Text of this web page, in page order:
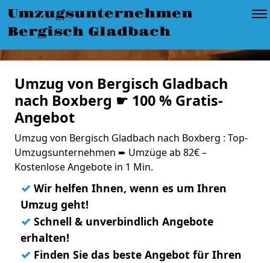
Umzugsunternehmen
Bergisch Gladbach
Umzug von Bergisch Gladbach
nach Boxberg ☛ 100 % Gratis-
Angebot
Umzug von Bergisch Gladbach nach Boxberg : Top-
Umzugsunternehmen ➨ Umzüge ab 82€ –
Kostenlose Angebote in 1 Min.
✓ Wir helfen Ihnen, wenn es um Ihren
Umzug geht!
✓ Schnell & unverbindlich Angebote
erhalten!
✓ Finden Sie das beste Angebot für Ihren